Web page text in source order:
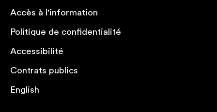
Accès à l'information
Politique de confidentialité
Accessibilité
Contrats publics
English